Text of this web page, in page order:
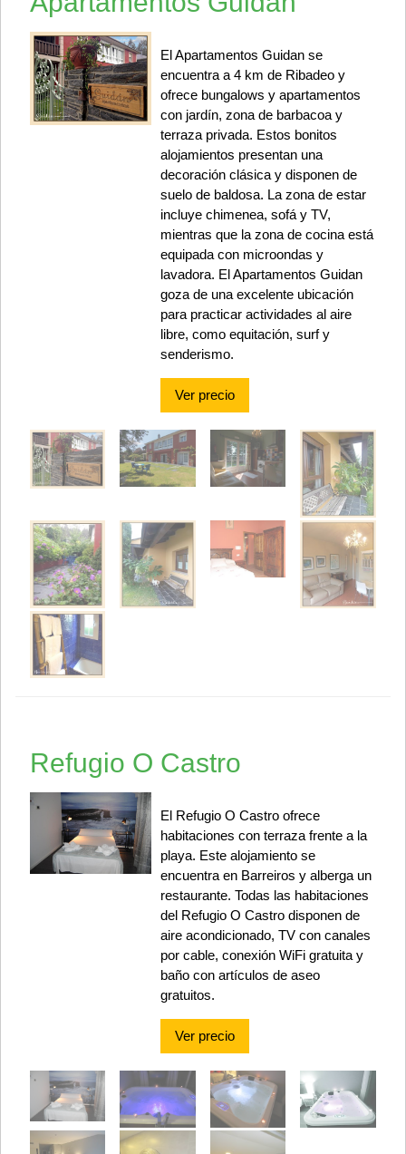
El Apartamentos Guidan se
encuentra a 4 km de Ribadeo y
ofrece bungalows y apartamentos
con jardín, zona de barbacoa y
terraza privada. Estos bonitos
alojamientos presentan una
decoración clásica y disponen de
suelo de baldosa. La zona de estar
incluye chimenea, sofá y TV,
mientras que la zona de cocina está
equipada con microondas y
lavadora. El Apartamentos Guidan
goza de una excelente ubicación
para practicar actividades al aire
libre, como equitación, surf y
senderismo.
Ver precio
Refugio O Castro
El Refugio O Castro ofrece
habitaciones con terraza frente a la
playa. Este alojamiento se
encuentra en Barreiros y alberga un
restaurante. Todas las habitaciones
del Refugio O Castro disponen de
aire acondicionado, TV con canales
por cable, conexión WiFi gratuita y
baño con artículos de aseo
gratuitos.
Ver precio